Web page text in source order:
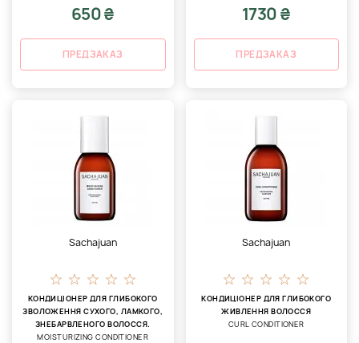
650 ₴
ПРЕДЗАКАЗ
1730 ₴
ПРЕДЗАКАЗ
Sachajuan
КОНДИЦІОНЕР ДЛЯ ГЛИБОКОГО
ЗВОЛОЖЕННЯ СУХОГО, ЛАМКОГО,
ЗНЕБАРВЛЕНОГО ВОЛОССЯ.
MOISTURIZING CONDITIONER
Sachajuan
КОНДИЦІОНЕР ДЛЯ ГЛИБОКОГО
ЖИВЛЕННЯ ВОЛОССЯ
CURL CONDITIONER